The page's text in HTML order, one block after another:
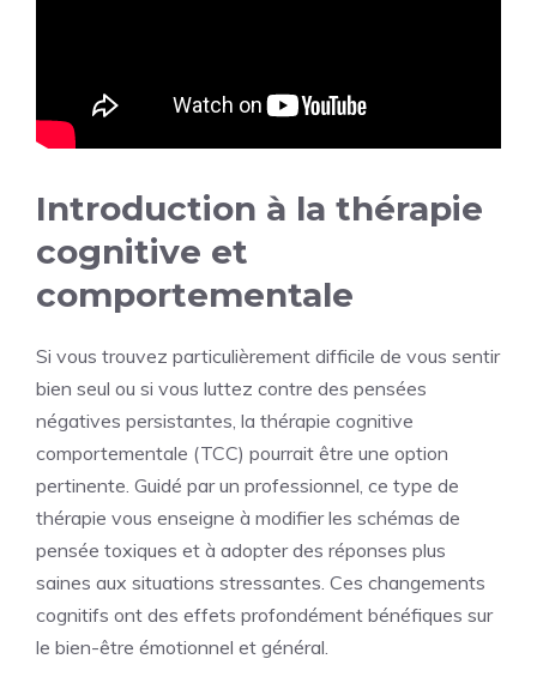
Introduction à la thérapie
cognitive et
comportementale
Si vous trouvez particulièrement difficile de vous sentir
bien seul ou si vous luttez contre des pensées
négatives persistantes, la thérapie cognitive
comportementale (TCC) pourrait être une option
pertinente. Guidé par un professionnel, ce type de
thérapie vous enseigne à modifier les schémas de
pensée toxiques et à adopter des réponses plus
saines aux situations stressantes. Ces changements
cognitifs ont des effets profondément bénéfiques sur
le bien-être émotionnel et général.